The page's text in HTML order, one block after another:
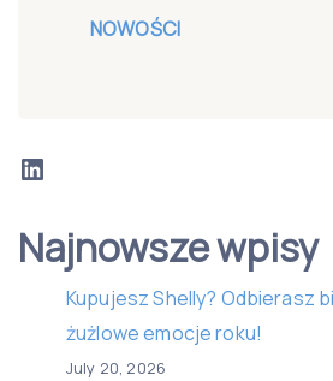
NOWOŚCI
LinkedIn
Najnowsze wpisy
Kupujesz Shelly? Odbierasz
żużlowe emocje roku!
July 20, 2026